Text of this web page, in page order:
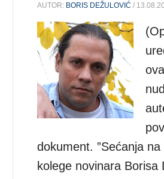
AUTOR: BORIS DEŽULOVIĆ /
dokument. ”Sećanja na
kolege novinara Borisa